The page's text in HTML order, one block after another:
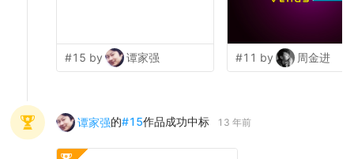
#15 by 谭家强 #11 by 周金进
谭家强的#15作品成功中标 13 年前